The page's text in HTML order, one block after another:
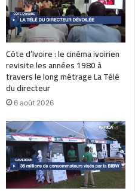
Côte d’Ivoire : le cinéma ivoirien
revisite les années 1980 à
travers le long métrage La Télé
du directeur
6 août 2026